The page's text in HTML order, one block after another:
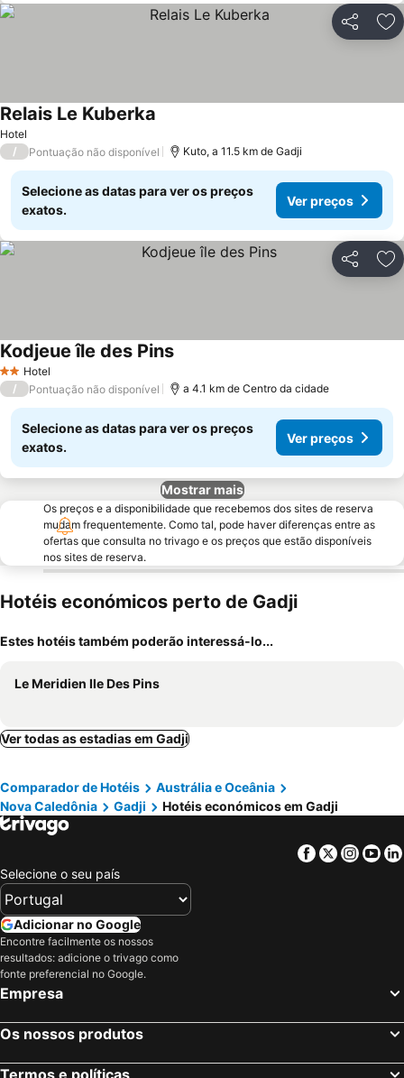
Partilhar
Hotel
Relais Le Kuberka
/ Pontuação não disponível Kuto, a 11.5 km de Gadji
Selecione as datas para ver os preços
exatos.
Ver preços
Partilhar
2 Estrelas
Hotel
Kodjeue île des PinsVer preços
/ Pontuação não disponível a 4.1 km de Centro da cidade
Selecione as datas para ver os preços
exatos.
Ver preços
Mostrar mais
Os preços e a disponibilidade que recebemos dos sites de reserva
mudam frequentemente. Como tal, pode haver diferenças entre as
ofertas que consulta no trivago e os preços que estão disponíveis
nos sites de reserva.
Hotéis económicos perto de Gadji
Estes hotéis também poderão interessá-lo...
Le Meridien Ile Des Pins
Ver todas as estadias em Gadji
Comparador de Hotéis
Austrália e Oceânia
Nova Caledônia
Gadji Hotéis económicos em Gadji
Facebook
Twitter
Selecione o seu país
Adicionar no Google
Encontre facilmente os nossos
resultados: adicione o trivago como
fonte preferencial no Google.
Empresa
Os nossos produtos
Termos e políticas